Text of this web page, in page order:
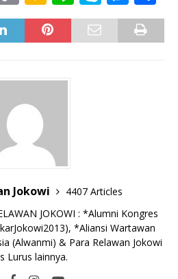
o
p
Li
n
a
k
o
n
e
k
y
e
ss
h
ar
Jokowi
4407 Articles
JOKOWI : *Alumni Kongres
*Aliansi Wartawan
(Alwanmi) & Para Relawan Jokowi
Lurus lainnya.